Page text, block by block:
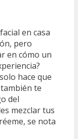
en casa
pero
en cómo un
hace que
te
del
mezclar tus
se nota